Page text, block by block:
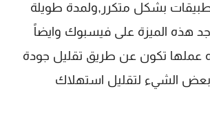
بشكل متكرر,ولمدة طويلة
هذه الميزة على فيسبوك وايضاً
عملها تكون عن طريق تقليل جودة
بعض الشيء لتقليل استهلاك